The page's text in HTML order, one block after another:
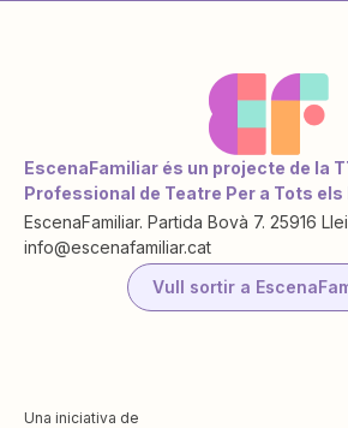
EscenaFamiliar és un projecte de la
Professional de Teatre Per a Tots els
EscenaFamiliar. Partida Bovà 7. 25916
info@escenafamiliar.cat
Vull sortir a
Una iniciativa de